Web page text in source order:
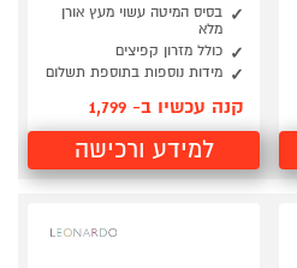
בסיס המיטה עשוי מעץ אורן
מלא
כולל מזרון קפיצים
מידות נוספות בתוספת תשלום
קנה עכשיו ב- 1,799
למידע ורכישה